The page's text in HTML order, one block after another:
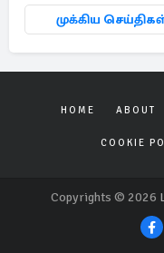
முக்கிய
HOME ABOUT
COOKIE
Copyrights © 2026